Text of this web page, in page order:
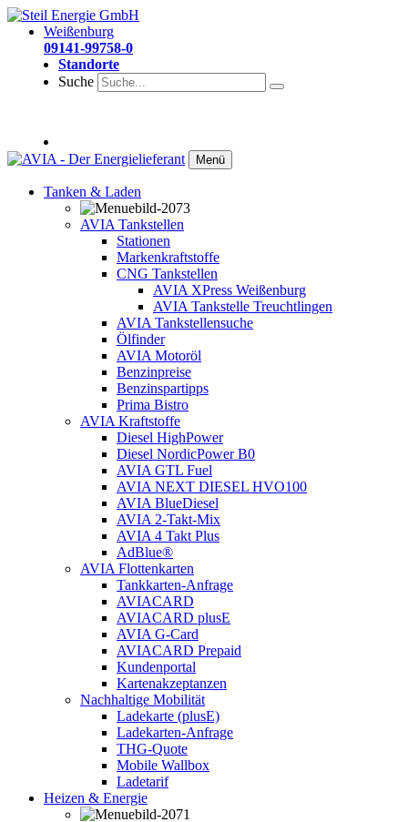
Weißenburg
09141-99758-0
Standorte
Suche
Menü
Tanken & Laden
AVIA Tankstellen
Stationen
Markenkraftstoffe
CNG Tankstellen
AVIA XPress Weißenburg
AVIA Tankstelle Treuchtlingen
AVIA Tankstellensuche
Ölfinder
AVIA Motoröl
Benzinpreise
Benzinspartipps
Prima Bistro
AVIA Kraftstoffe
Diesel HighPower
Diesel NordicPower B0
AVIA GTL Fuel
AVIA NEXT DIESEL HVO100
AVIA BlueDiesel
AVIA 2-Takt-Mix
AVIA 4 Takt Plus
AdBlue®
AVIA Flottenkarten
Tankkarten-Anfrage
AVIACARD
AVIACARD plusE
AVIA G-Card
AVIACARD Prepaid
Kundenportal
Kartenakzeptanzen
Nachhaltige Mobilität
Ladekarte (plusE)
Ladekarten-Anfrage
THG-Quote
Mobile Wallbox
Ladetarif
Heizen & Energie